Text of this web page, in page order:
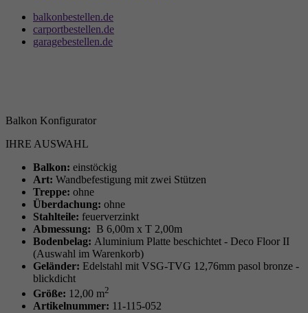
balkonbestellen.de
carportbestellen.de
garagebestellen.de
Balkon Konfigurator
IHRE AUSWAHL
Balkon: einstöckig
Art: Wandbefestigung mit zwei Stützen
Treppe: ohne
Überdachung: ohne
Stahlteile: feuerverzinkt
Abmessung: B 6,00m x T 2,00m
Bodenbelag: Aluminium Platte beschichtet - Deco Floor II
(Auswahl im Warenkorb)
Geländer: Edelstahl mit VSG-TVG 12,76mm pasol bronze -
blickdicht
Größe: 12,00 m2
Artikelnummer: 11-115-052